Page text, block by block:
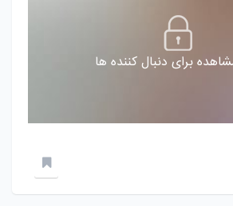
برای دنبال کننده ها